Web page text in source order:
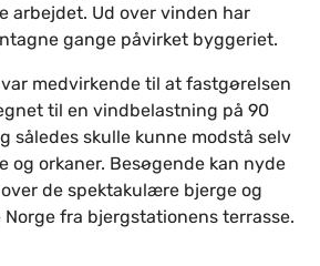
Ud over vinden har
gange påvirket byggeriet.
medvirkende til at fastgørelsen
til en vindbelastning på 90
således skulle kunne modstå selv
og orkaner. Besøgende kan nyde
de spektakulære bjerge og
fra bjergstationens terrasse.